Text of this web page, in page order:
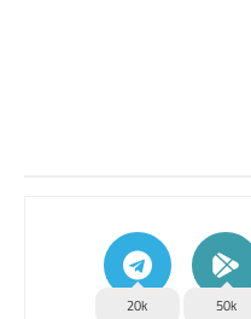
50k
20k